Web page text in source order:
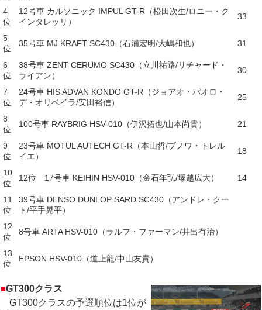
4
位
12号車 カルソニック IMPUL GT-R（松田次生/ロニー・ク
インタレッリ）
33
5
位
35号車 MJ KRAFT SC430（石浦宏明/大嶋和也） 31
6
位
38号車 ZENT CERUMO SC430（立川祐路/リチャード・
ライアン）
30
7
位
24号車 HIS ADVAN KONDO GT-R（ジョアオ・パオロ・
デ・オリベイラ/安田裕信）
25
8
位
100号車 RAYBRIG HSV-010（伊沢拓也/山本尚貴） 21
9
位
23号車 MOTUL AUTECH GT-R（本山哲/ブノワ・トレル
イエ）
18
10
位
12位 17号車 KEIHIN HSV-010（金石年弘/塚越広大） 14
11
位
39号車 DENSO DUNLOP SARD SC430（アンドレ・クー
ト/平手晃平）
12
位
8号車 ARTA HSV-010（ラルフ・ファーマン/井出有治）
13
位
EPSON HSV-010（道上龍/中山友貴）
■GT300クラス
GT300クラスの予選順位は1位が